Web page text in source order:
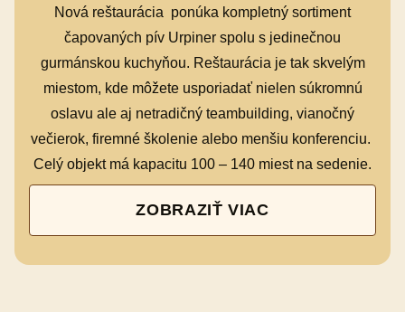
Nová reštaurácia ponúka kompletný sortiment
čapovaných pív Urpiner spolu s jedinečnou
gurmánskou kuchyňou. Reštaurácia je tak skvelým
miestom, kde môžete usporiadať nielen súkromnú
oslavu ale aj netradičný teambuilding, vianočný
večierok, firemné školenie alebo menšiu konferenciu.
Celý objekt má kapacitu 100 – 140 miest na sedenie.
ZOBRAZIŤ VIAC